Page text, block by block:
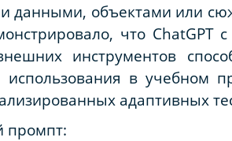
данными, объектами или
что ChatGPT
инструментов
в учебном
адаптивных
промпт: